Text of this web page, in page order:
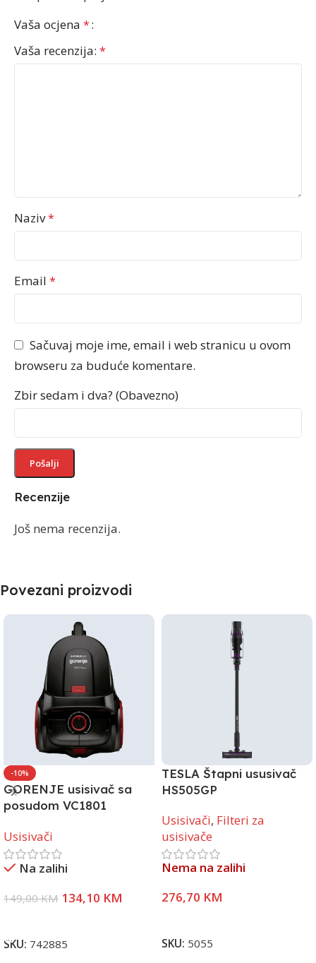
Recenzije
Još nema recenzija.
Vaša ocjena *
Vaša recenzija: *
Naziv*
Email *
Sačuvaj moje ime, email i web stranicu u ovom
browseru za buduće komentare.
Zbir sedam i dva? (Obavezno)
Povezani proizvodi
-10%
GORENJE usisivač sa
posudom VC1801
Usisivači
Na zalihi
149,00KM 134,10 KM
SKU: 742885
TESLA Štapni ususivač
HS505GP
Usisivači, Filteri za
usisivače
Nema na zalihi
276,70 KM
SKU: 5055